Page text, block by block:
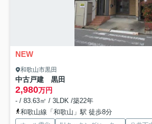
NEW
和歌山市黒田
中古戸建 黒田
2,980万円
- / 83.63㎡ / 3LDK /築22年
和歌山線「和歌山」駅 徒歩8分